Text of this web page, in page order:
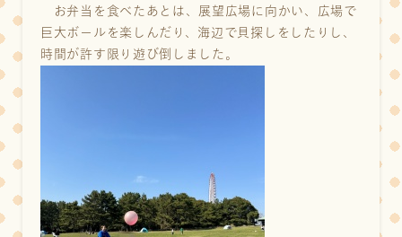
お弁当を食べたあとは、展望広場に向かい、広場で
巨大ボールを楽しんだり、海辺で貝探しをしたりし、
時間が許す限り遊び倒しました。